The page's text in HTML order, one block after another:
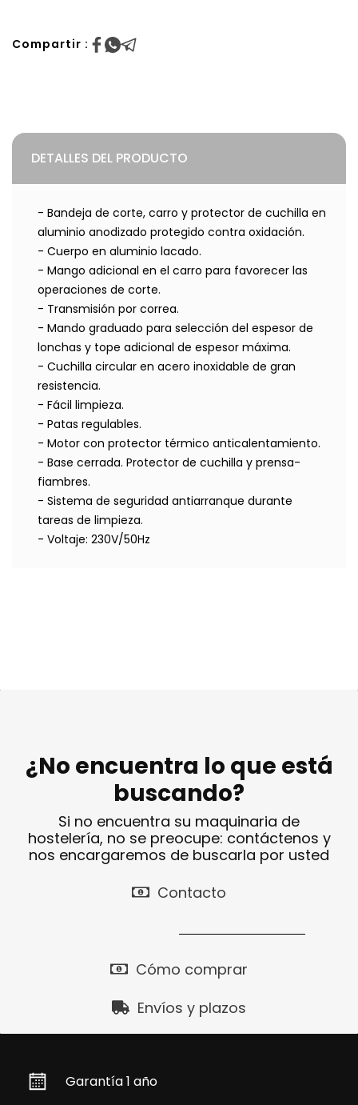
Compartir :
DETALLES DEL PRODUCTO
- Bandeja de corte, carro y protector de cuchilla en
aluminio anodizado protegido contra oxidación.
- Cuerpo en aluminio lacado.
- Mango adicional en el carro para favorecer las
operaciones de corte.
- Transmisión por correa.
- Mando graduado para selección del espesor de
lonchas y tope adicional de espesor máxima.
- Cuchilla circular en acero inoxidable de gran
resistencia.
- Fácil limpieza.
- Patas regulables.
- Motor con protector térmico anticalentamiento.
- Base cerrada. Protector de cuchilla y prensa-
fiambres.
- Sistema de seguridad antiarranque durante
tareas de limpieza.
- Voltaje: 230V/50Hz
¿No encuentra lo que está
buscando?
Si no encuentra su maquinaria de
hostelería, no se preocupe: contáctenos y
nos encargaremos de buscarla por usted
Contacto
Cómo comprar
Envíos y plazos
Garantía 1 año